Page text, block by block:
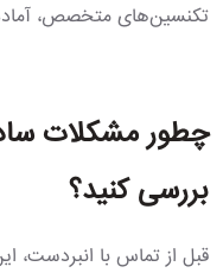
تکنسین‌های متخصص،
چطور مشکلات
بررسی کنید؟
قبل از تماس با انبردست،